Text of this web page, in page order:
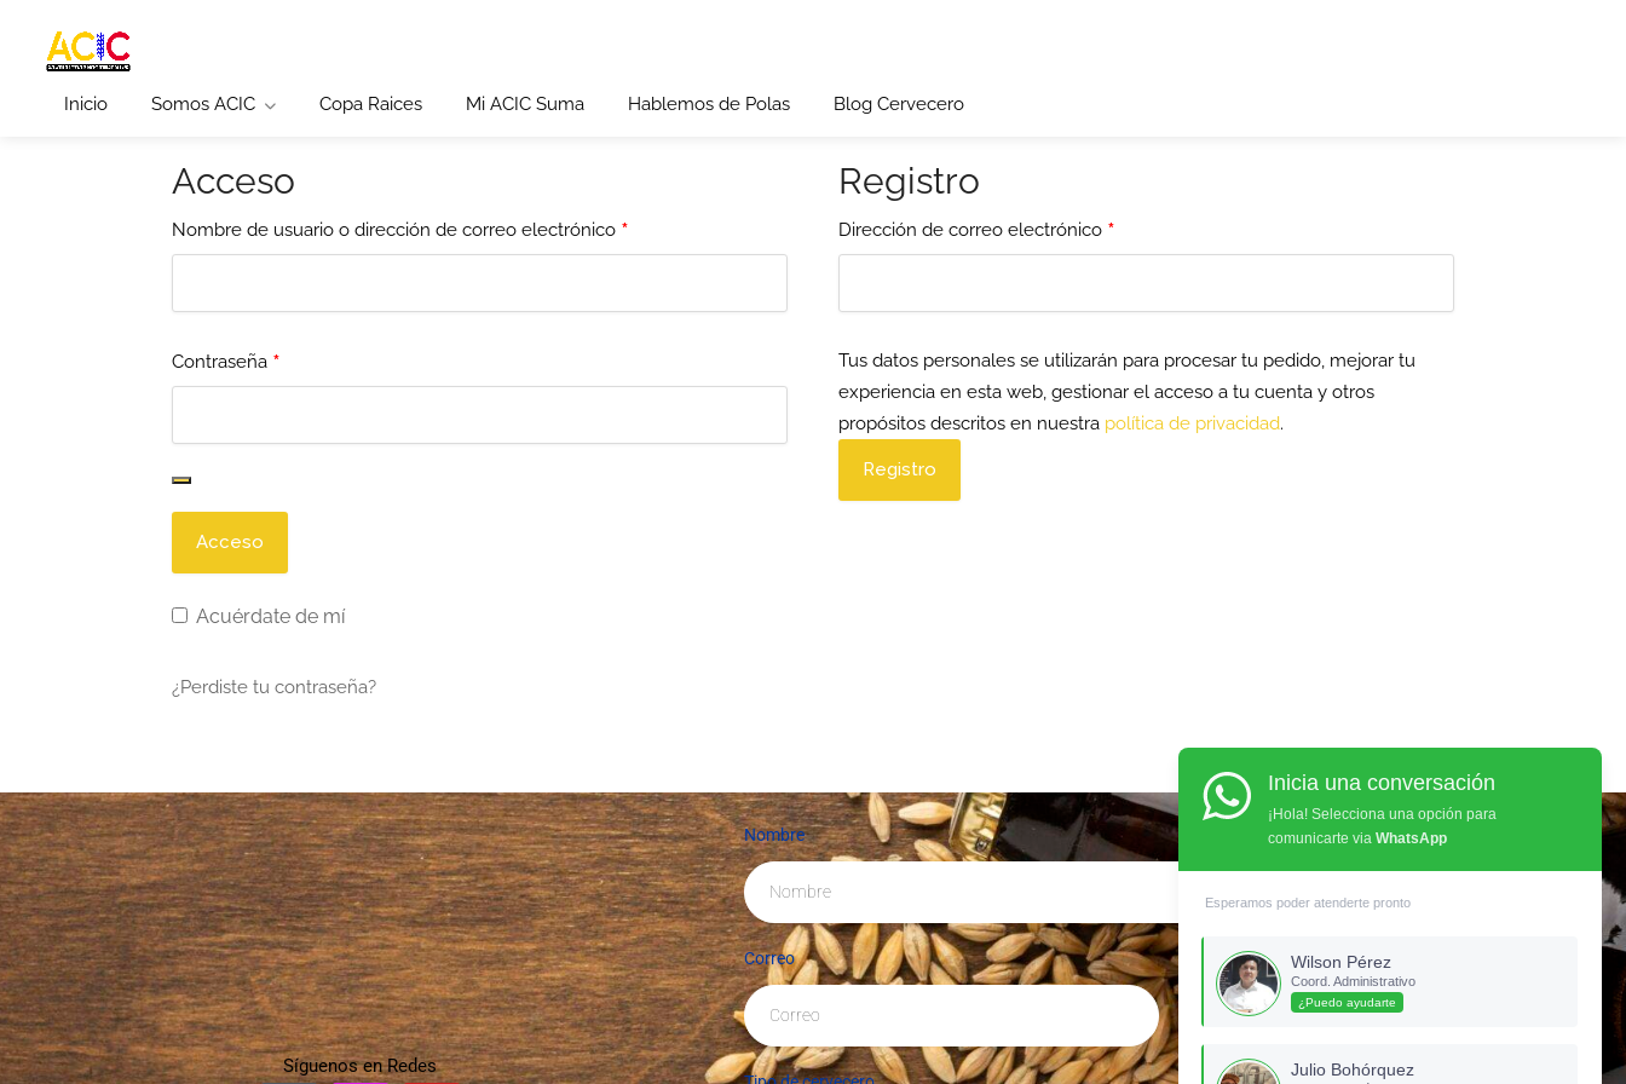
Inicio Somos ACIC Copa Raices Mi ACIC Suma Hablemos de Polas Blog Cervecero
Acceso
Nombre de usuario o dirección de correo electrónico *
Contraseña *
Acuérdate de mí
¿Perdiste tu contraseña?
Registro
Dirección de correo electrónico *
Tus datos personales se utilizarán para procesar tu pedido, mejorar tu
experiencia en esta web, gestionar el acceso a tu cuenta y otros
propósitos descritos en nuestra política de privacidad.
Síguenos en Redes
Nombre
Correo Celular
Inicia una conversación
¡Hola! Selecciona una opción para
comunicarte via WhatsApp
Esperamos poder atenderte pronto
Wilson Pérez
Coord. Administrativo
¿Puedo ayudarte
Julio Bohórquez